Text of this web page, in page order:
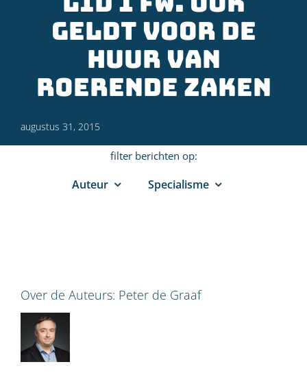
geldt voor de
huur van
roerende zaken
augustus 31, 2015
filter berichten op:
Auteur Specialisme
Over de Auteurs: Peter de Graaf